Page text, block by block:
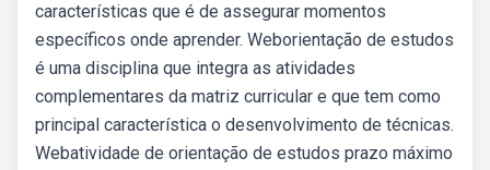
características que é de assegurar momentos
específicos onde aprender. Weborientação de estudos
é uma disciplina que integra as atividades
complementares da matriz curricular e que tem como
principal característica o desenvolvimento de técnicas.
Webatividade de orientação de estudos prazo máximo